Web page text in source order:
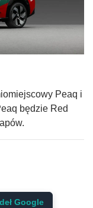
Peaq i
będzie Red
Google